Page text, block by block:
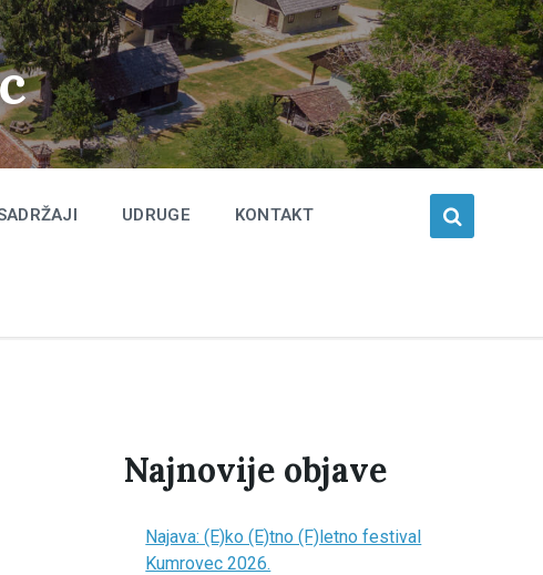
UDRUGE KONTAKT
Najnovije objave
Najava: (E)ko (E)tno (F)letno festival
Kumrovec 2026.